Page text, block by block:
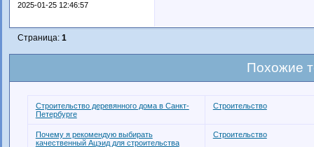
2025-01-25 12:46:57
Страница: 1
Похожие
Строительство деревянного дома в Санкт-
Петербурге
Строительство
Почему я рекомендую выбирать
качественный Ацэид для строительства
Строительство